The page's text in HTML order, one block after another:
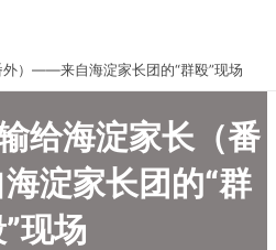
）——来自海淀家长团的“群殴”现场
给海淀家长（番
淀家长团的“群
”现场